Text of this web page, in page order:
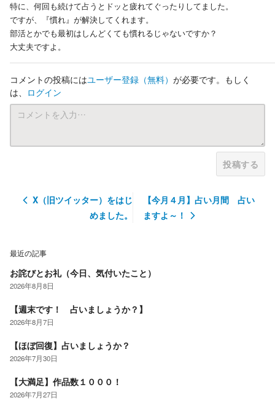
特に、何回も続けて占うとドッと疲れてぐったりしてました。
ですが、『慣れ』が解決してくれます。
部活とかでも最初はしんどくても慣れるじゃないですか？
大丈夫ですよ。
コメントの投稿にはユーザー登録 （無料） が必要です。もしく
は、 ログイン
投稿する
X（旧ツイッター）をはじ
めました。
【今月４月】占い月間 占い
ますよ～！
最近の記事
お詫びとお礼（今日、気付いたこと）
2026年8月8日
【週末です！ 占いましょうか？】
2026年8月7日
【ほぼ回復】占いましょうか？
2026年7月30日
【大満足】作品数１０００！
2026年7月27日